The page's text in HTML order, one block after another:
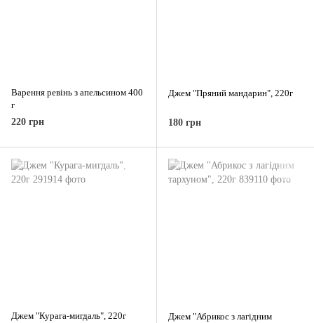
Варення ревінь з апельсином 400
г
220 грн
Джем "Пряний мандарин", 220г
180 грн
Джем "Курага-мигдаль", 220г
Джем "Абрикос з лагідним